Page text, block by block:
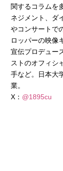
関するコラムを
ネジメント、ダ
やコンサートで
ロッパーの映像
宣伝プロデュー
ストのオフィシ
手など。日本大
業。
X： @1895cu